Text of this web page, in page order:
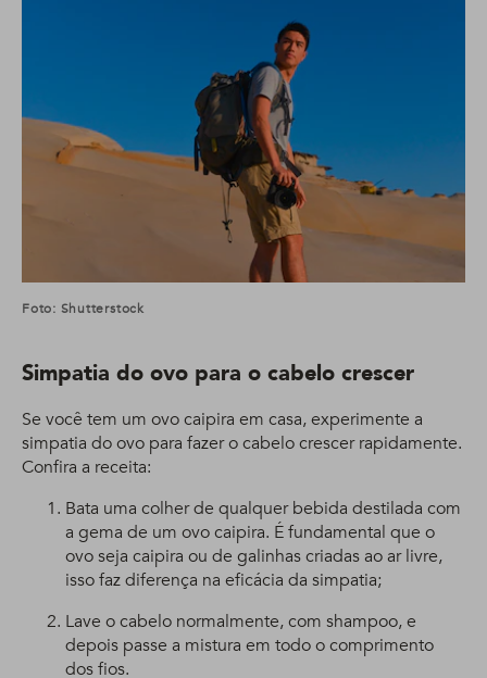
Foto: Shutterstock
Simpatia do ovo para o cabelo crescer
Se você tem um ovo caipira em casa, experimente a
simpatia do ovo para fazer o cabelo crescer rapidamente.
Confira a receita:
Bata uma colher de qualquer bebida destilada com
a gema de um ovo caipira. É fundamental que o
ovo seja caipira ou de galinhas criadas ao ar livre,
isso faz diferença na eficácia da simpatia;
Lave o cabelo normalmente, com shampoo, e
depois passe a mistura em todo o comprimento
dos fios.